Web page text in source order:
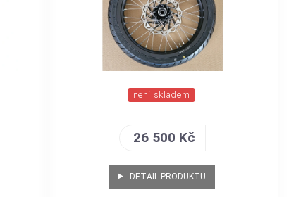
není skladem
26 500 Kč
DETAIL PRODUKTU